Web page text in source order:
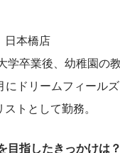
日本橋店
学卒業後、幼稚園の
にドリームフィール
トとして勤務。
目指したきっかけは？